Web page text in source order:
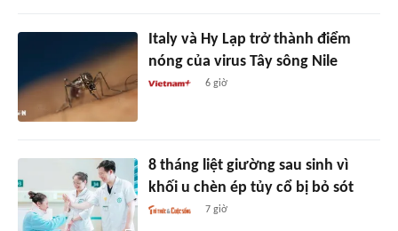
Italy và Hy Lạp trở thành điểm
nóng của virus Tây sông Nile
6 giờ
8 tháng liệt giường sau sinh vì
khối u chèn ép tủy cổ bị bỏ sót
7 giờ